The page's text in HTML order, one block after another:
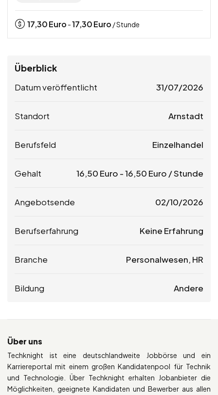
17,30Euro -17,30Euro / Stunde
Überblick
Datum veröffentlicht 31/07/2026
Standort Arnstadt
Berufsfeld Einzelhandel
Gehalt 16,50 Euro -16,50 Euro / Stunde
Angebotsende 02/10/2026
Berufserfahrung Keine Erfahrung
Branche Personalwesen, HR
Bildung Andere
Über uns
Techknight ist eine deutschlandweite Jobbörse und ein
Karriereportal mit einem großen Kandidatenpool für Technik
und Technologie. Über Techknight erhalten Jobanbieter die
Möglichkeiten, geeignete Kandidaten und Bewerber aus allen